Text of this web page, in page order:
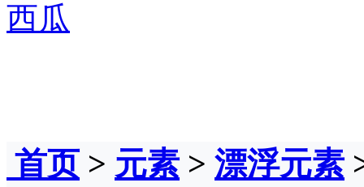
西瓜
首页> 元素 > 漂浮元素